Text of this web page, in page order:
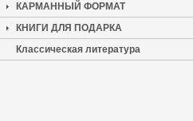
КАРМАННЫЙ ФОРМАТ
КНИГИ ДЛЯ ПОДАРКА
Классическая литература